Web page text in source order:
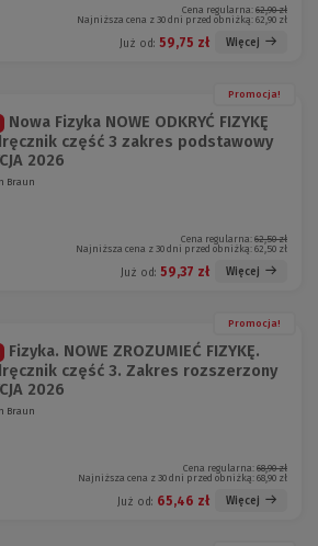
Cena regularna: 62,90 zł
Najniższa cena z 30 dni przed obniżką: 62,90 zł
Już od: 59,75 zł Więcej
Promocja!
Nowa Fizyka NOWE ODKRYĆ FIZYKĘ
część 3 zakres podstawowy
2026
Braun
Cena regularna: 62,50 zł
Najniższa cena z 30 dni przed obniżką: 62,50 zł
Już od: 59,37 zł Więcej
Promocja!
Fizyka. NOWE ZROZUMIEĆ FIZYKĘ.
część 3. Zakres rozszerzony
2026
Braun
Cena regularna: 68,90 zł
Najniższa cena z 30 dni przed obniżką: 68,90 zł
Już od: 65,46 zł Więcej